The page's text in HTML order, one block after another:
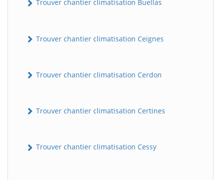
Trouver chantier climatisation Buellas
Trouver chantier climatisation Ceignes
Trouver chantier climatisation Cerdon
Trouver chantier climatisation Certines
Trouver chantier climatisation Cessy